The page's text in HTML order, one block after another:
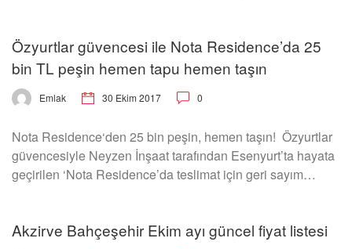
Özyurtlar güvencesi ile Nota Residence’da 25
bin TL peşin hemen tapu hemen taşın
Emlak 30 Ekim 2017 0
Nota Residence‘den 25 bin peşin, hemen taşın! Özyurtlar
güvencesiyle Neyzen İnşaat tarafından Esenyurt’ta hayata
geçirilen ‘Nota Residence’da teslimat için geri sayım…
Akzirve Bahçeşehir Ekim ayı güncel fiyat listesi